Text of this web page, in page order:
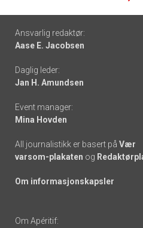
Footer
-
links
Ansvarlig redaktør:
Aase E. Jacobsen
Daglig leder:
Jan H. Amundsen
Event manager:
Mina Hovden
All journalistikk er basert på Vær
varsom-plakaten og
Om informasjonskapsler
Om Apéritif: